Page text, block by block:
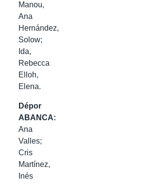
Manou,
Ana
Hernández,
Solow;
Ida,
Rebecca
Elloh,
Elena.
Dépor
ABANCA:
Ana
Valles;
Cris
Martínez,
Inés